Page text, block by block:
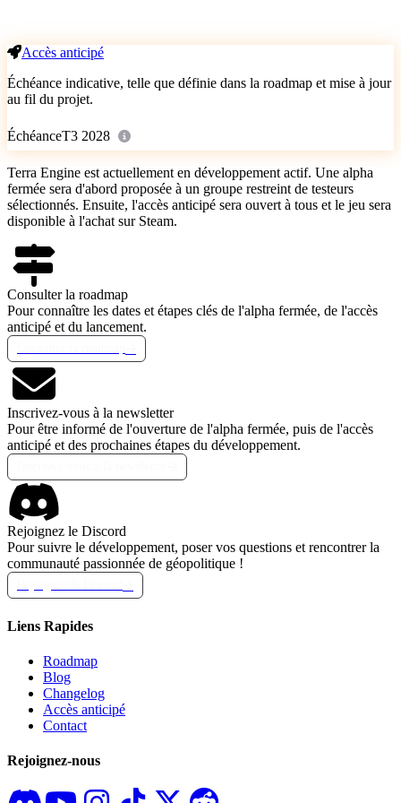
Accès anticipé
Échéance indicative, telle que définie dans la roadmap et mise à jour
au fil du projet.
ÉchéanceT3 2028
Terra Engine est actuellement en développement actif. Une alpha
fermée sera d'abord proposée à un groupe restreint de testeurs
sélectionnés. Ensuite, l'accès anticipé sera ouvert à tous et le jeu sera
disponible à l'achat sur Steam.
Consulter la roadmap
Pour connaître les dates et étapes clés de l'alpha fermée, de l'accès
anticipé et du lancement.
Inscrivez-vous à la newsletter
Pour être informé de l'ouverture de l'alpha fermée, puis de l'accès
anticipé et des prochaines étapes du développement.
Rejoignez le Discord
Pour suivre le développement, poser vos questions et rencontrer la
communauté passionnée de géopolitique !
Liens Rapides
Roadmap
Blog
Changelog
Accès anticipé
Contact
Rejoignez-nous